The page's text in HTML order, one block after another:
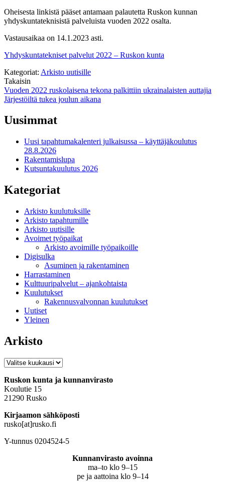
Oheisesta linkistä pääset antamaan palautetta Ruskon kunnan
yhdyskuntateknisistä palveluista vuoden 2022 osalta.
Vastausaikaa on 14.1.2023 asti.
Yhdyskuntatekniset palvelut 2022 – Ruskon kunta
Kategoriat: Arkisto uutisille
Takaisin
Artikkelien
selaus
Vuoden 2022 ruskolaisena tekona palkittiin ukrainalaisten auttajia
Järjestöiltä tukea joulun aikana
Uusimmat
Uusi tapahtumakalenteri julkaisussa – käyttäjäkoulutus
28.8.2026
Rakentamislupa
Kutsuntakuulutus 2026
Kategoriat
Arkisto kuulutuksille
Arkisto tapahtumille
Arkisto uutisille
Avoimet työpaikat
Arkisto avoimille työpaikoille
Digisulka
Asuminen ja rakentaminen
Harrastaminen
Kulttuuripalvelut – ajankohtaista
Kuulutukset
Rakennusvalvonnan kuulutukset
Uutiset
Yleinen
Arkisto
Arkisto
Ruskon kunta ja kunnanvirasto
Koulutie 15
21290 Rusko
Kirjaamon sähköposti
rusko[at]rusko.fi
Y-tunnus 0204524-5
Kunnanvirasto avoinna
ma–to klo 9–15
pe ja aattoina klo 9–14